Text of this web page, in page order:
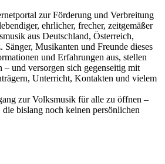
zur Förderung und Verbreitung
ehrlicher, frecher, zeitgemäßer
aus Deutschland, Österreich,
Musikanten und Freunde dieses
und Erfahrungen aus, stellen
und versorgen sich gegenseitig mit
Unterricht, Kontakten und vielem
zur Volksmusik für alle zu öffnen –
bislang noch keinen persönlichen